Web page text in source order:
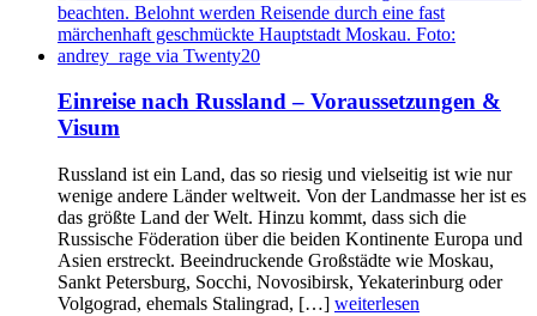
Einreise nach Russland – Voraussetzungen &
Visum
Russland ist ein Land, das so riesig und vielseitig ist wie nur
wenige andere Länder weltweit. Von der Landmasse her ist es
das größte Land der Welt. Hinzu kommt, dass sich die
Russische Föderation über die beiden Kontinente Europa und
Asien erstreckt. Beeindruckende Großstädte wie Moskau,
Sankt Petersburg, Socchi, Novosibirsk, Yekaterinburg oder
Volgograd, ehemals Stalingrad, […] weiterlesen